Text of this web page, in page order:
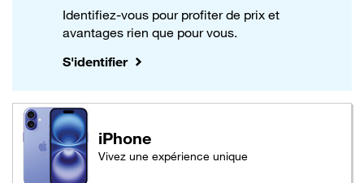
Identifiez-vous pour profiter de prix et
avantages rien que pour vous.
S'identifier
iPhone
Vivez une expérience unique